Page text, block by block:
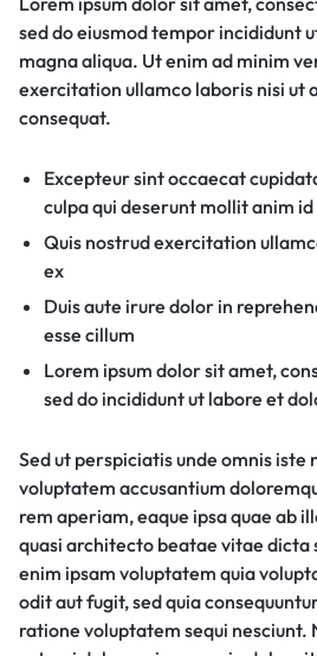
sed do eiusmod tempor incididunt
magna aliqua. Ut enim ad minim
exercitation ullamco laboris nisi ut
consequat.
Excepteur sint occaecat
culpa qui deserunt mollit anim
Quis nostrud exercitation
ex
Duis aute irure dolor in
esse cillum
Lorem ipsum dolor sit amet,
sed do incididunt ut labore et
Sed ut perspiciatis unde omnis iste
voluptatem accusantium
rem aperiam, eaque ipsa quae ab
quasi architecto beatae vitae dicta
enim ipsam voluptatem quia
odit aut fugit, sed quia
ratione voluptatem sequi nesciunt.